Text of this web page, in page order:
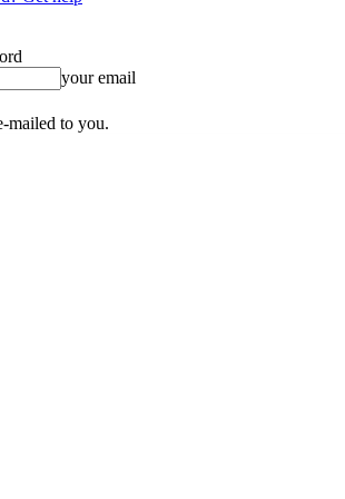
your email
mailed to you.